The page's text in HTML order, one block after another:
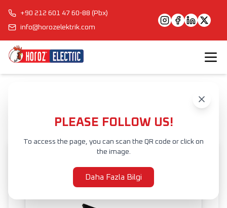
+90 212 601 47 60-88 (Pbx)
info@horozelektrik.com
PLEASE FOLLOW US!
To access the page, you can scan the QR code or click on
the image.
Daha Fazla Bilgi
PROJEKTÖRLER